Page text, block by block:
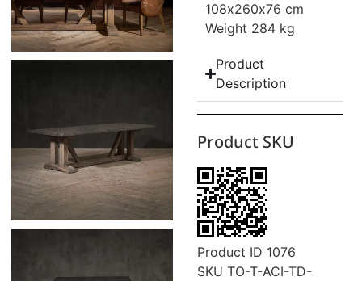
108x260x76 cm
Weight 284 kg
Product
Description
Product SKU
Product ID 1076
SKU TO-T-ACI-TD-